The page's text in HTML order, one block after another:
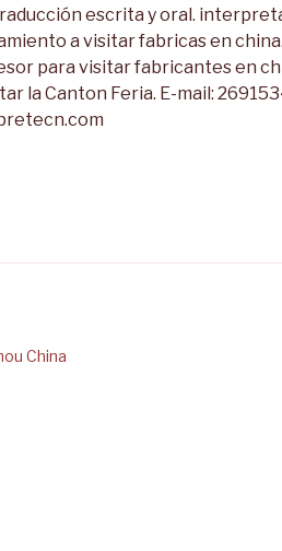
escrita y oral.
a visitar fabricas en
para visitar fabricantes en
la Canton Feria. E-mail:
China